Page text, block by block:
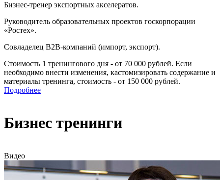
Бизнес-тренер экспортных акселератов.
Руководитель образовательных проектов госкорпорации
«Ростех».
Совладелец B2B-компаний (импорт, экспорт).
Стоимость 1 тренингового дня - от 70 000 рублей. Если
необходимо внести изменения, кастомизировать содержание и
материалы тренинга, стоимость - от 150 000 рублей.
Подробнее
Бизнес тренинги
Видео